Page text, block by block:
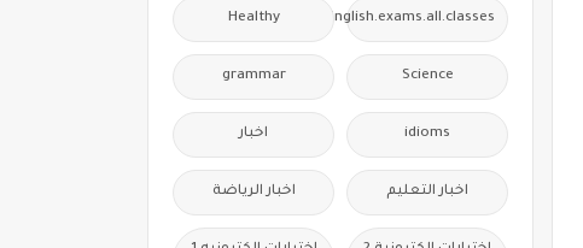
Free.English.exams.all.classes
Healthy
Science
grammar
idioms اخبار
اخبار التعليم اخبار الرياضة